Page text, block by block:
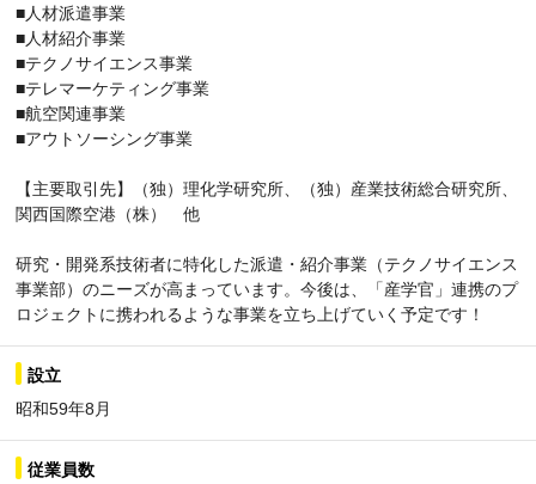
■人材派遣事業
■人材紹介事業
■テクノサイエンス事業
■テレマーケティング事業
■航空関連事業
■アウトソーシング事業
【主要取引先】（独）理化学研究所、（独）産業技術総合研究所、
関西国際空港（株） 他
研究・開発系技術者に特化した派遣・紹介事業（テクノサイエンス
事業部）のニーズが高まっています。今後は、「産学官」連携のプ
ロジェクトに携われるような事業を立ち上げていく予定です！
設立
昭和59年8月
従業員数